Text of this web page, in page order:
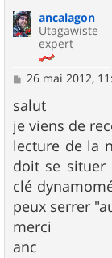
ancalagon
Utagawiste
expert
M
s
s
a
g
e
26 mai 2012,
salut
je viens de
lecture de la
doit se situer
clé
peux serrer
merci
anc